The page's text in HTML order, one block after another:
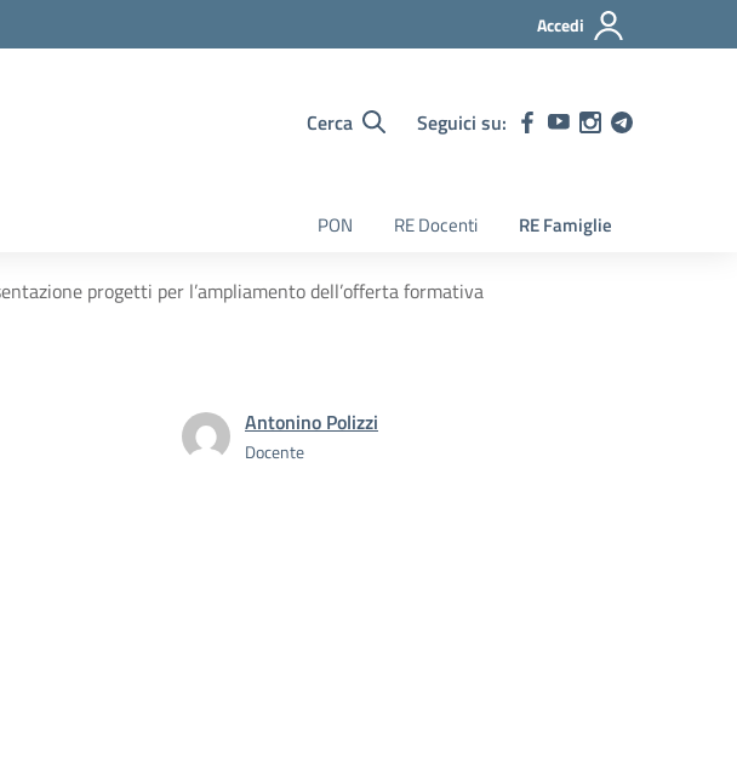
Accedi
Cerca Seguici su:
PON RE Docenti RE Famiglie
progetti per l’ampliamento dell’offerta formativa
Antonino Polizzi
Docente